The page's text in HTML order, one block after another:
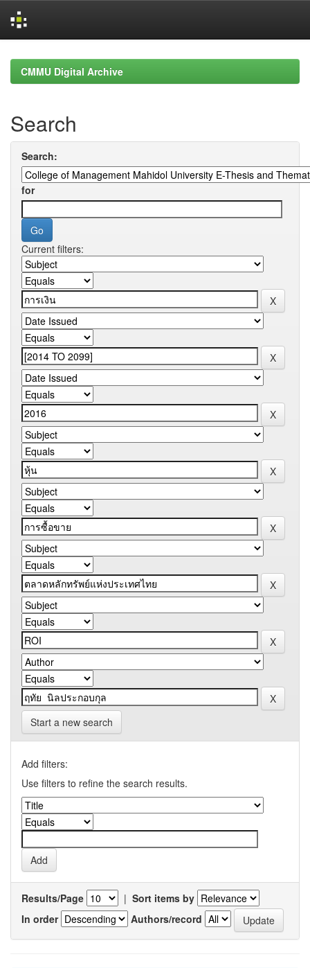
navigationCMMU Digital Archive
Search
Search:
for
Current filters:
Start a new search
Add filters:
Use filters to refine the search results.
Results/Page | Sort items by
In order
Authors/record